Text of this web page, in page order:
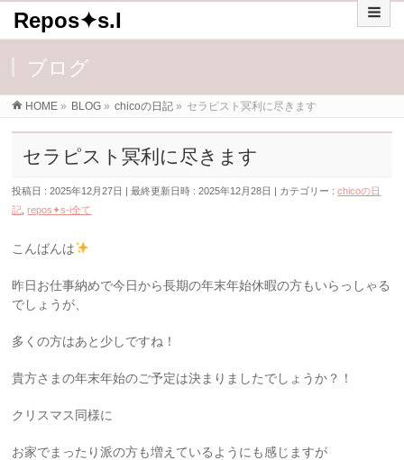
Repos✦s.I
ブログ
HOME » BLOG » chicoの日記 » セラピスト冥利に尽きます
セラピスト冥利に尽きます
投稿日 : 2025年12月27日 最終更新日時 : 2025年12月28日 カテゴリー :chicoの日
記 ,repos✦s-i全て
こんばんは
昨日お仕事納めで今日から長期の年末年始休暇の方もいらっしゃる
でしょうが、
多くの方はあと少しですね！
貴方さまの年末年始のご予定は決まりましたでしょうか？！
クリスマス同様に
お家でまったり派の方も増えているようにも感じますが